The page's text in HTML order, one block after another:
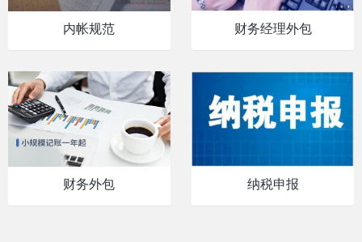
内帐规范 财务经理外包
财务外包 纳税申报